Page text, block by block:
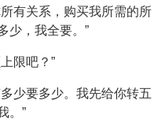
有关系，购买我所需的所
少，我全要。”
限吧？”
少要多少。我先给你转五
。”